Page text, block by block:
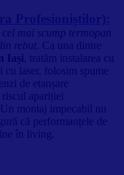
cel mai scump termopan
rebut . Ca una dintre
Iași , tratăm instalarea cu
cu laser, folosim spume
de etanșare
apariției
montaj impecabil nu
că performanțele de
în living.